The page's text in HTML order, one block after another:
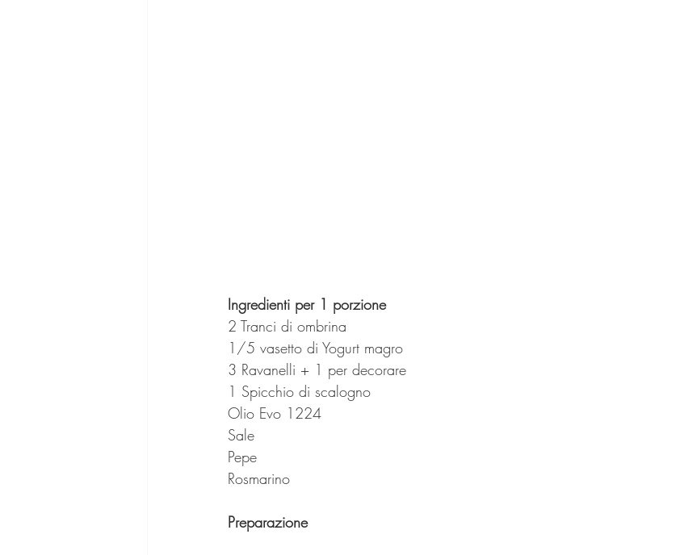
Ingredienti per 1 porzione
2 Tranci di ombrina
1/5 vasetto di Yogurt magro
3 Ravanelli + 1 per decorare
1 Spicchio di scalogno
Olio Evo 1224
Sale
Pepe
Rosmarino
Preparazione